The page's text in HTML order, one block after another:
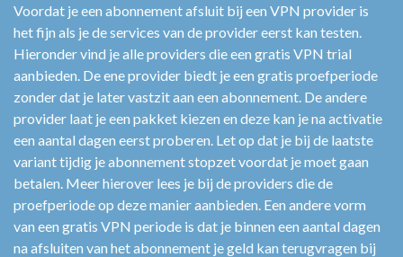
Voordat je een abonnement afsluit bij een VPN provider is
het fijn als je de services van de provider eerst kan testen.
Hieronder vind je alle providers die een gratis VPN trial
aanbieden. De ene provider biedt je een gratis proefperiode
zonder dat je later vastzit aan een abonnement. De andere
provider laat je een pakket kiezen en deze kan je na activatie
een aantal dagen eerst proberen. Let op dat je bij de laatste
variant tijdig je abonnement stopzet voordat je moet gaan
betalen. Meer hierover lees je bij de providers die de
proefperiode op deze manier aanbieden. Een andere vorm
van een gratis VPN periode is dat je binnen een aantal dagen
na afsluiten van het abonnement je geld kan terugvragen bij